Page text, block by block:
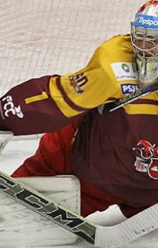
Curling
Dostihy
Florbal
Futsal
Golf
Gymnastika